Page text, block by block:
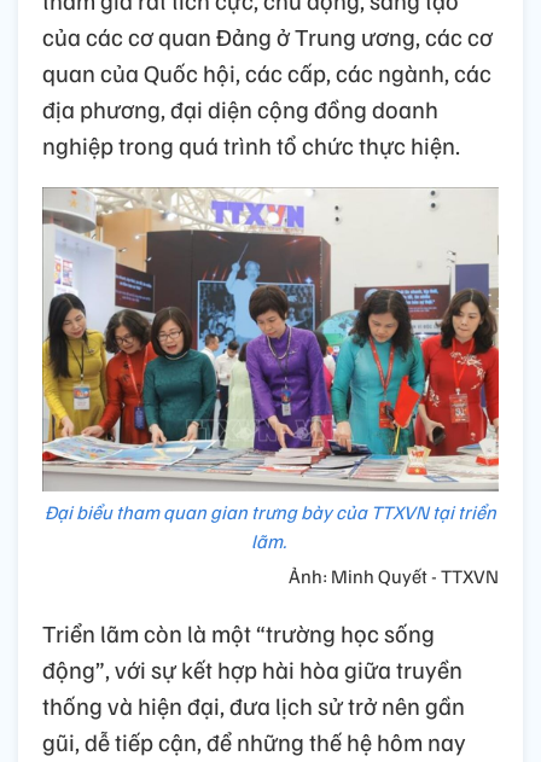
của các cơ quan Đảng ở Trung ương, các cơ
quan của Quốc hội, các cấp, các ngành, các
địa phương, đại diện cộng đồng doanh
nghiệp trong quá trình tổ chức thực hiện.
Đại biểu tham quan gian trưng bày của TTXVN tại triển
lãm.
Ảnh: Minh Quyết - TTXVN
Triển lãm còn là một “trường học sống
động”, với sự kết hợp hài hòa giữa truyền
thống và hiện đại, đưa lịch sử trở nên gần
gũi, dễ tiếp cận, để những thế hệ hôm nay